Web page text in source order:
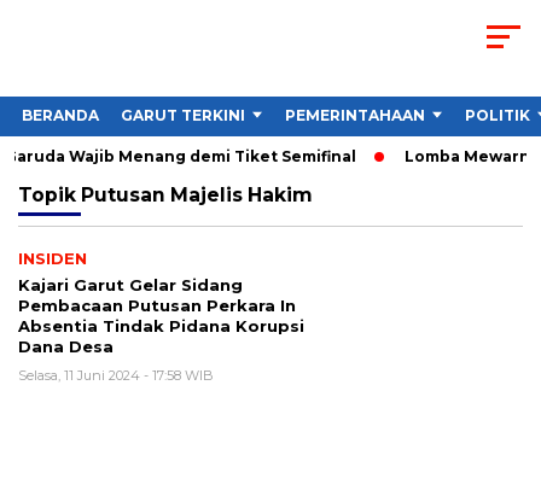
BERANDA GARUT TERKINI PEMERINTAHAAN POLITIK
Wajib Menang demi Tiket Semifinal Lomba
Topik Putusan Majelis Hakim
INSIDEN
Kajari Garut Gelar Sidang
Pembacaan Putusan Perkara In
Absentia Tindak Pidana Korupsi
Dana Desa
Selasa, 11 Juni 2024 - 17:58 WIB